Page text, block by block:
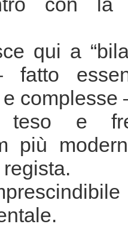
qui a
complesse
teso e
più